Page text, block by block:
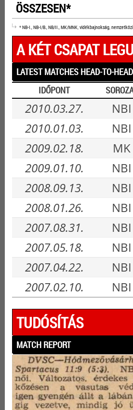
ÖSSZESEN*
* NB-I., NB-I/B., NB/II., MK/MNK, vidékbajnokság,
A KÉT CSAPAT
LATEST MATCHES HEAD-TO-HEAD
IDŐPONT
2010.03.27. NBI
2010.01.03.
NBI
2009.02.18.
MK
2009.01.10.
NBI
2008.09.13.
NBI
2008.01.26.
NBI
2007.08.31.
NBI
2007.05.18.
NBI
2007.04.22.
NBI
2007.02.10.
NBI
TUDÓSÍTÁS
MATCH REPORT